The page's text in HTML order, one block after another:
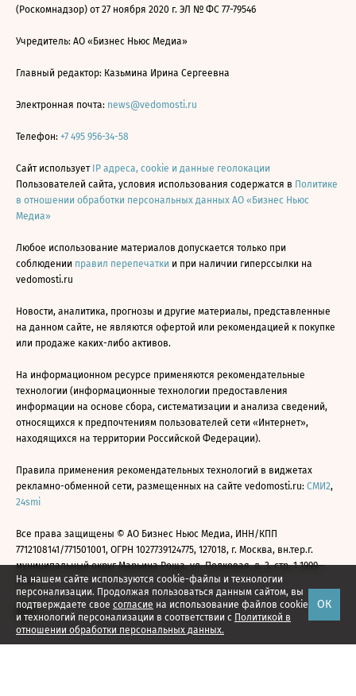
На нашем сайте используются cookie-файлы и технологии
персонализации. Продолжая пользоваться данным сайтом, вы
подтверждаете свое согласие на использование файлов cookie
и технологий персонализации в соответствии с Политикой в
отношении обработки персональных данных.
ОК
(Роскомнадзор) от 27 ноября 2020 г. ЭЛ № ФС 77-79546
Учредитель: АО «Бизнес Ньюс Медиа»
Главный редактор: Казьмина Ирина Сергеевна
Электронная почта: news@vedomosti.ru
Телефон: +7 495 956-34-58
Сайт использует IP адреса, cookie и данные геолокации
Пользователей сайта, условия использования содержатся в Политике
в отношении обработки персональных данных АО «Бизнес Ньюс
Медиа»
Любое использование материалов допускается только при
соблюдении правил перепечатки и при наличии гиперссылки на
vedomosti.ru
Новости, аналитика, прогнозы и другие материалы, представленные
на данном сайте, не являются офертой или рекомендацией к покупке
или продаже каких-либо активов.
На информационном ресурсе применяются рекомендательные
технологии (информационные технологии предоставления
информации на основе сбора, систематизации и анализа сведений,
относящихся к предпочтениям пользователей сети «Интернет»,
находящихся на территории Российской Федерации).
Правила применения рекомендательных технологий в виджетах
рекламно-обменной сети, размещенных на сайте vedomosti.ru: СМИ2,
24smi
Все права защищены © АО Бизнес Ньюс Медиа, ИНН/КПП
7712108141/771501001, ОГРН 1027739124775, 127018, г. Москва, вн.тер.г.
муниципальный округ Марьина Роща, ул. Полковая, д. 3, стр. 1 1999—
2026